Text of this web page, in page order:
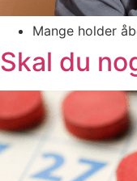
Mange holder
Skal du